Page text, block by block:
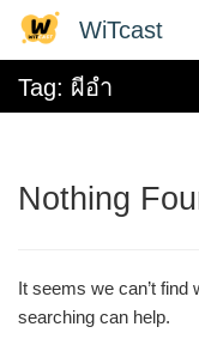
Skip
WiTcast
Tag: ผีอำ
Nothing
It seems we can’t find
searching can help.